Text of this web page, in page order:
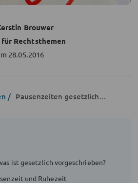
Brouwer
Rechtsthemen
28.05.2016
Pausenzeiten gesetzlich vorgeschrieben
ist gesetzlich vorgeschrieben?
und Ruhezeit